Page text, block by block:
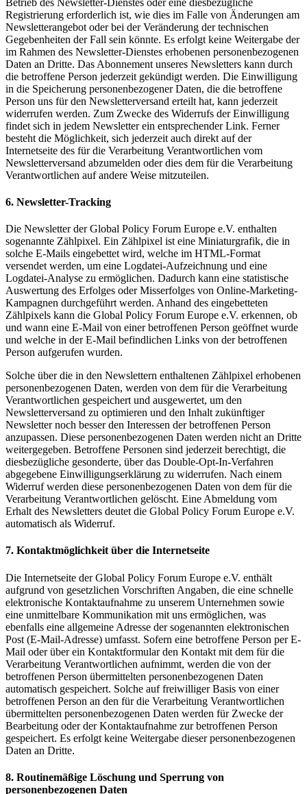
Registrierung erforderlich ist, wie dies im Falle von Änderungen am
Newsletterangebot oder bei der Veränderung der technischen
Gegebenheiten der Fall sein könnte. Es erfolgt keine Weitergabe der
im Rahmen des Newsletter-Dienstes erhobenen personenbezogenen
Daten an Dritte. Das Abonnement unseres Newsletters kann durch
die betroffene Person jederzeit gekündigt werden. Die Einwilligung
in die Speicherung personenbezogener Daten, die die betroffene
Person uns für den Newsletterversand erteilt hat, kann jederzeit
widerrufen werden. Zum Zwecke des Widerrufs der Einwilligung
findet sich in jedem Newsletter ein entsprechender Link. Ferner
besteht die Möglichkeit, sich jederzeit auch direkt auf der
Internetseite des für die Verarbeitung Verantwortlichen vom
Newsletterversand abzumelden oder dies dem für die Verarbeitung
Verantwortlichen auf andere Weise mitzuteilen.
6. Newsletter-Tracking
Die Newsletter der Global Policy Forum Europe e.V. enthalten
sogenannte Zählpixel. Ein Zählpixel ist eine Miniaturgrafik, die in
solche E-Mails eingebettet wird, welche im HTML-Format
versendet werden, um eine Logdatei-Aufzeichnung und eine
Logdatei-Analyse zu ermöglichen. Dadurch kann eine statistische
Auswertung des Erfolges oder Misserfolges von Online-Marketing-
Kampagnen durchgeführt werden. Anhand des eingebetteten
Zählpixels kann die Global Policy Forum Europe e.V. erkennen, ob
und wann eine E-Mail von einer betroffenen Person geöffnet wurde
und welche in der E-Mail befindlichen Links von der betroffenen
Person aufgerufen wurden.
Solche über die in den Newslettern enthaltenen Zählpixel erhobenen
personenbezogenen Daten, werden von dem für die Verarbeitung
Verantwortlichen gespeichert und ausgewertet, um den
Newsletterversand zu optimieren und den Inhalt zukünftiger
Newsletter noch besser den Interessen der betroffenen Person
anzupassen. Diese personenbezogenen Daten werden nicht an Dritte
weitergegeben. Betroffene Personen sind jederzeit berechtigt, die
diesbezügliche gesonderte, über das Double-Opt-In-Verfahren
abgegebene Einwilligungserklärung zu widerrufen. Nach einem
Widerruf werden diese personenbezogenen Daten von dem für die
Verarbeitung Verantwortlichen gelöscht. Eine Abmeldung vom
Erhalt des Newsletters deutet die Global Policy Forum Europe e.V.
automatisch als Widerruf.
7. Kontaktmöglichkeit über die Internetseite
Die Internetseite der Global Policy Forum Europe e.V. enthält
aufgrund von gesetzlichen Vorschriften Angaben, die eine schnelle
elektronische Kontaktaufnahme zu unserem Unternehmen sowie
eine unmittelbare Kommunikation mit uns ermöglichen, was
ebenfalls eine allgemeine Adresse der sogenannten elektronischen
Post (E-Mail-Adresse) umfasst. Sofern eine betroffene Person per E-
Mail oder über ein Kontaktformular den Kontakt mit dem für die
Verarbeitung Verantwortlichen aufnimmt, werden die von der
betroffenen Person übermittelten personenbezogenen Daten
automatisch gespeichert. Solche auf freiwilliger Basis von einer
betroffenen Person an den für die Verarbeitung Verantwortlichen
übermittelten personenbezogenen Daten werden für Zwecke der
Bearbeitung oder der Kontaktaufnahme zur betroffenen Person
gespeichert. Es erfolgt keine Weitergabe dieser personenbezogenen
Daten an Dritte.
8. Routinemäßige Löschung und Sperrung von
personenbezogenen Daten